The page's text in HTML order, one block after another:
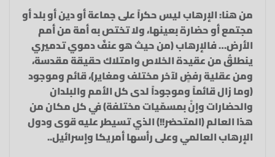
من هنا: الإرهاب ليس حكراً على جماعة أو دين أو بلد أو
مجتمع أو حضارة بعينها، ولا تختص به أمة من أمم
الأرض… فالإرهاب (من حيث هو عنفٌ دموي تدميري
ينطلقُ من عقيدة الخلاص وامتلاك حقيقة مقدسة،
ومن عقلية رفضٍ لآخر مختلف ومغاير)، قائم وموجود
(وما زال قائماً وموجوداً لدى كل الأمم والبلدان
والحضارات وإنْ بمسمّيات مختلفة) في كل مكان من
هذا العالم (المتحضر!!) الذي تسيطر عليه قوى ودول
الإرهاب العالمي وعلى رأسها أمريكا وإسرائيل..